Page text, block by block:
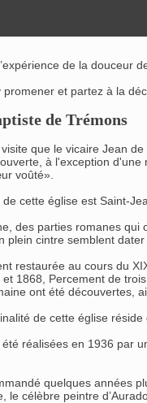
de la douceur
et partez à la
de Trémons
que le vicaire Jean
à l'exception
voûté».
cette église est Saint-
des parties romanes
plein cintre semblent dater
restaurée au cours du
1868, Percement de
ont été découvertes,
de cette église
réalisées en 1936 par
quelques années
le célèbre peintre